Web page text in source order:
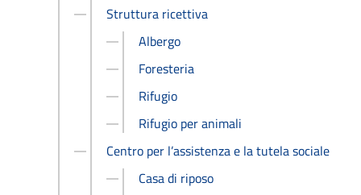
Struttura ricettiva
Albergo
Foresteria
Rifugio
Rifugio per animali
Centro per l’assistenza e la tutela sociale
Casa di riposo